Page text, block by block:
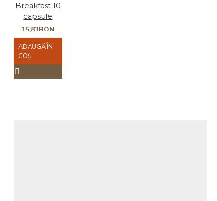
Breakfast 10
capsule
15,83RON
ADAUGĂ ÎN
COŞ